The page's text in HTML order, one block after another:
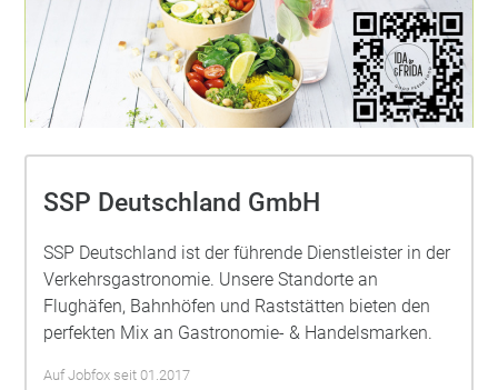
SSP Deutschland GmbH
SSP Deutschland ist der führende Dienstleister in der
Verkehrsgastronomie. Unsere Standorte an
Flughäfen, Bahnhöfen und Raststätten bieten den
perfekten Mix an Gastronomie- & Handelsmarken.
Auf Jobfox seit 01.2017